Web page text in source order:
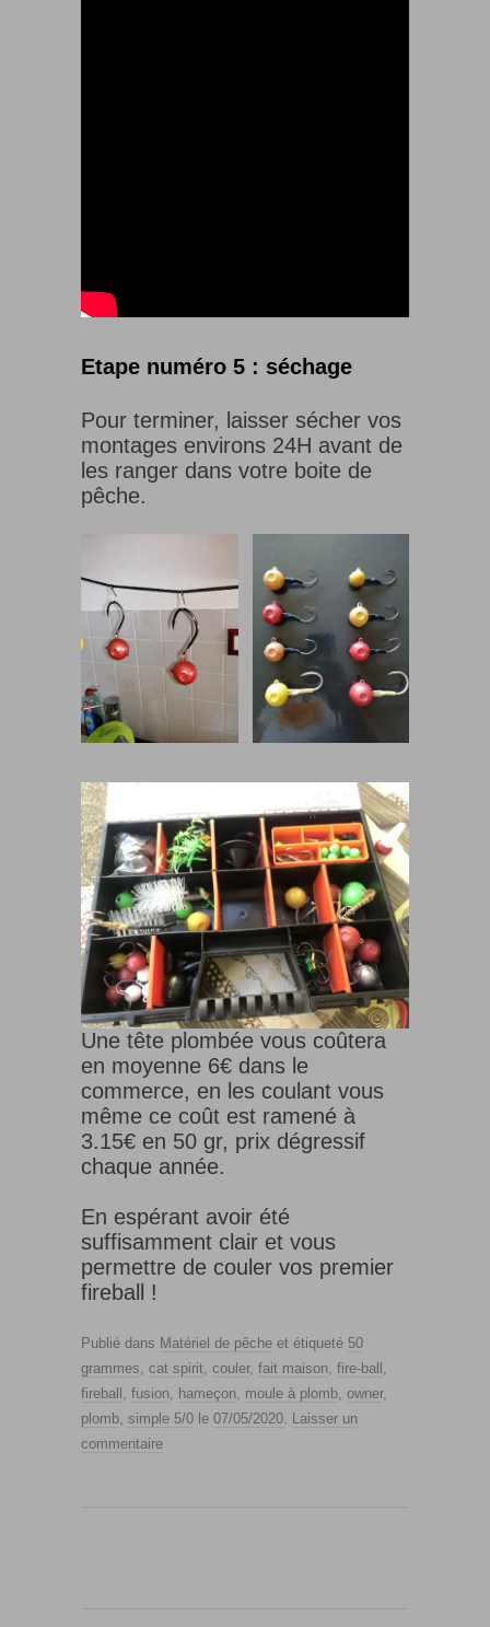
Etape numéro 5 : séchage
Pour terminer, laisser sécher vos
montages environs 24H avant de
les ranger dans votre boite de
pêche.
Une tête plombée vous coûtera
en moyenne 6€ dans le
commerce, en les coulant vous
même ce coût est ramené à
3.15€ en 50 gr, prix dégressif
chaque année.
En espérant avoir été
suffisamment clair et vous
permettre de couler vos premier
fireball !
Publié dans Matériel de pêche et étiqueté 50
grammes, cat spirit, couler, fait maison, fire-ball ,
fireball , fusion, hameçon, moule à plomb, owner,
plomb, simple 5/0 le 07/05/2020. Laisser un
commentaire